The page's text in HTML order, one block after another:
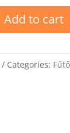
Add to cart
Categories: